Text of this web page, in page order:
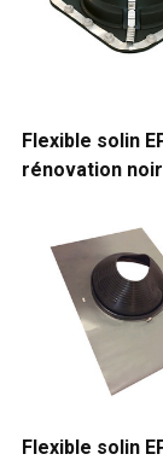
Flexible solin
rénovation noir
Flexible solin